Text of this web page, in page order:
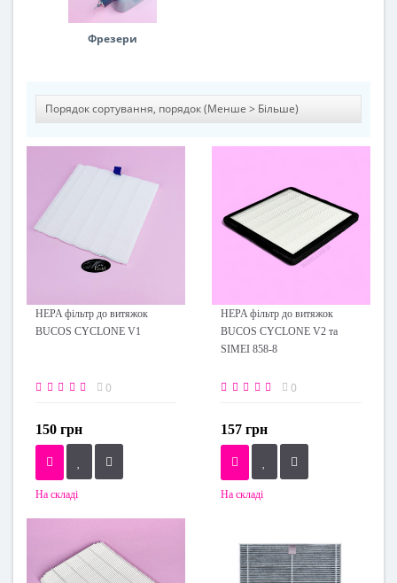
Фрезери
HEPA фільтр до витяжок
BUCOS CYCLONE V1
0
150 грн
На складі
HEPA фільтр до витяжок
BUCOS CYCLONE V2 та
SIMEI 858-8
0
157 грн
На складі